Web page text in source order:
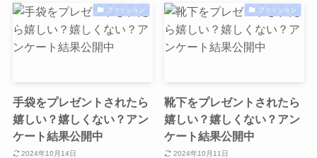
ファッション
手袋をプレゼントされたら
嬉しい？嬉しくない？アン
ケート結果公開中
2024年10月14日
ファッション
靴下をプレゼントされたら
嬉しい？嬉しくない？アン
ケート結果公開中
2024年10月11日